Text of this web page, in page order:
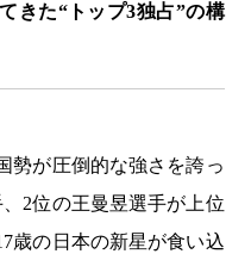
きた“トップ3独占”の構
勢が圧倒的な強さを誇っ
2位の王曼昱選手が上位
歳の日本の新星が食い込